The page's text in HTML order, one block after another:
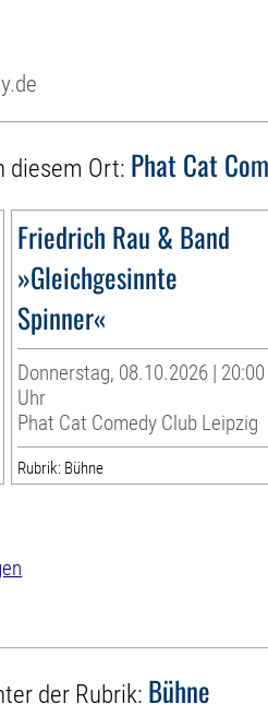
diesem Ort: Phat Cat
Friedrich Rau & Band
»Gleichgesinnte
Spinner«
Donnerstag, 08.10.2026 | 20:00
Uhr
Phat Cat Comedy Club Leipzig
Rubrik: Bühne
der Rubrik: Bühne